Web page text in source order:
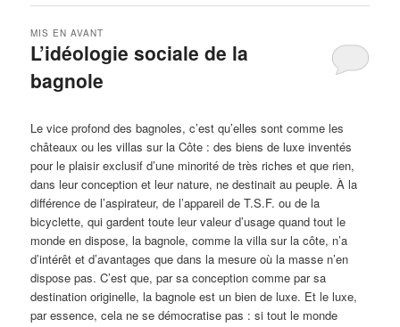
L’idéologie sociale de la
bagnole
MIS EN AVANT
Le vice profond des bagnoles, c’est qu’elles sont comme les
châteaux ou les villas sur la Côte : des biens de luxe inventés
pour le plaisir exclusif d’une minorité de très riches et que rien,
dans leur conception et leur nature, ne destinait au peuple. À la
différence de l’aspirateur, de l’appareil de T.S.F. ou de la
bicyclette, qui gardent toute leur valeur d’usage quand tout le
monde en dispose, la bagnole, comme la villa sur la côte, n’a
d’intérêt et d’avantages que dans la mesure où la masse n’en
dispose pas. C’est que, par sa conception comme par sa
destination originelle, la bagnole est un bien de luxe. Et le luxe,
par essence, cela ne se démocratise pas : si tout le monde